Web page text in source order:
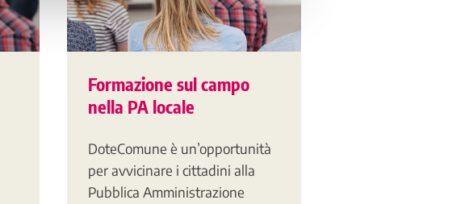
Formazione sul campo
nella PA locale
DoteComune è un’opportunità
per avvicinare i cittadini alla
Pubblica Amministrazione